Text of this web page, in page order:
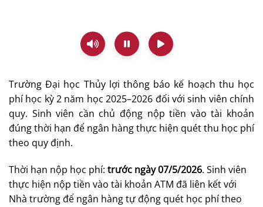
Trường Đại học Thủy lợi thông báo kế hoạch thu học
phí học kỳ 2 năm học 2025–2026 đối với sinh viên chính
quy. Sinh viên cần chủ động nộp tiền vào tài khoản
đúng thời hạn để ngân hàng thực hiện quét thu học phí
theo quy định.
Thời hạn nộp học phí: trước ngày 07/5/2026. Sinh viên
thực hiện nộp tiền vào tài khoản ATM đã liên kết với
Nhà trường để ngân hàng tự động quét học phí theo